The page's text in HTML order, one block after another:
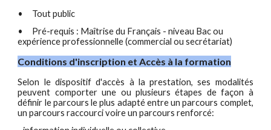
•
Tout public
•
Pré-requis : Maîtrise du Français -niveau Bac ou
expérience professionnelle (commercial ou secrétariat)
Conditions d'inscription et Accès à la formation
Selon le dispositif d'accès à la prestation, ses modalités
peuvent comporter une ou plusieurs étapes de façon à
définir le parcours le plus adapté entre un parcours complet,
un parcours raccourci voire un parcours renforcé: